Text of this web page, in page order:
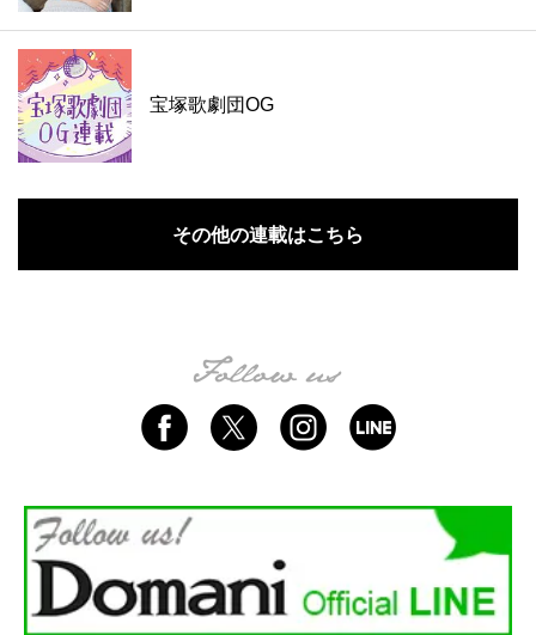
宝塚歌劇団OG
その他の連載はこちら